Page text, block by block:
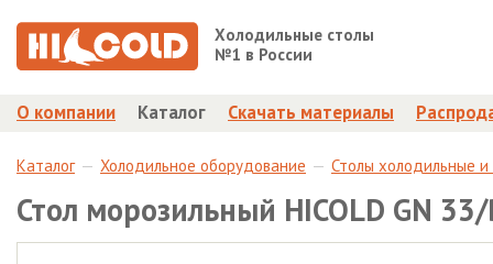
Холодильные столы
№1 в России
О компании Каталог Скачать материалы
Каталог Холодильное оборудование Столы холодильные
Стол морозильный HICOLD GN